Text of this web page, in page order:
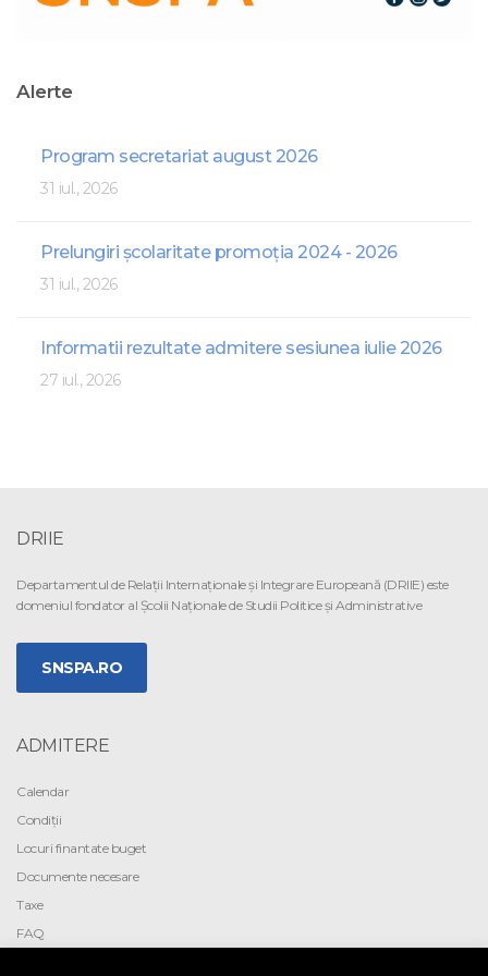
Alerte
Program secretariat august 2026
31 iul., 2026
Prelungiri școlaritate promoția 2024 - 2026
31 iul., 2026
Informatii rezultate admitere sesiunea iulie 2026
27 iul., 2026
DRIIE
Departamentul de Relaţii Internaţionale şi Integrare Europeană (DRIIE) este
domeniul fondator al Şcolii Naţionale de Studii Politice şi Administrative
SNSPA.RO
ADMITERE
Calendar
Condiții
Locuri finantate buget
Documente necesare
Taxe
FAQ